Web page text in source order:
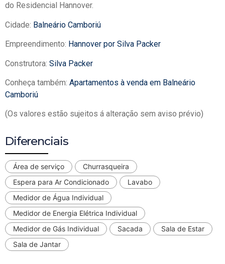
do Residencial Hannover.
Cidade: Balneário Camboriú
Empreendimento: Hannover por Silva Packer
Construtora: Silva Packer
Conheça também: Apartamentos à venda em Balneário
Camboriú
(Os valores estão sujeitos á alteração sem aviso prévio)
Diferenciais
Área de serviço
Churrasqueira
Espera para Ar Condicionado
Lavabo
Medidor de Água Individual
Medidor de Energia Elétrica Individual
Medidor de Gás Individual
Sacada
Sala de Estar
Sala de Jantar